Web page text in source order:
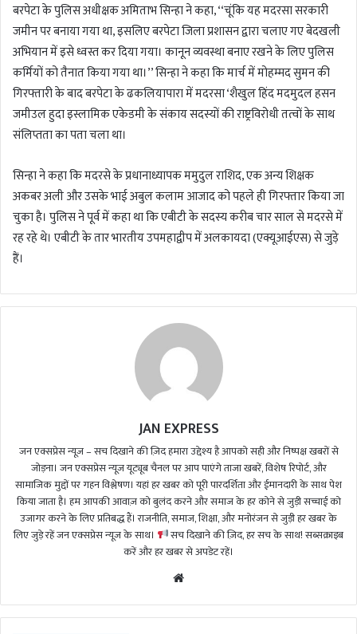
बरपेटा के पुलिस अधीक्षक अमिताभ सिन्हा ने कहा, ‘‘चूंकि यह मदरसा सरकारी
जमीन पर बनाया गया था, इसलिए बरपेटा जिला प्रशासन द्वारा चलाए गए बेदखली
अभियान में इसे ध्वस्त कर दिया गया। कानून व्यवस्था बनाए रखने के लिए पुलिस
कर्मियों को तैनात किया गया था।’’ सिन्हा ने कहा कि मार्च में मोहम्मद सुमन की
गिरफ्तारी के बाद बरपेटा के ढकलियापारा में मदरसा ‘शैखुल हिंद मदमुदल हसन
जमीउल हुदा इस्लामिक एकेडमी के संकाय सदस्यों की राष्ट्रविरोधी तत्वों के साथ
संलिप्तता का पता चला था।
सिन्हा ने कहा कि मदरसे के प्रधानाध्यापक ममुदुल राशिद, एक अन्य शिक्षक
अकबर अली और उसके भाई अबुल कलाम आजाद को पहले ही गिरफ्तार किया जा
चुका है। पुलिस ने पूर्व में कहा था कि एबीटी के सदस्य करीब चार साल से मदरसे में
रह रहे थे। एबीटी के तार भारतीय उपमहाद्वीप में अलकायदा (एक्यूआईएस) से जुड़े
हैं।
JAN EXPRESS
जन एक्सप्रेस न्यूज़ – सच दिखाने की ज़िद हमारा उद्देश्य है आपको सही और निष्पक्ष खबरों से
जोड़ना। जन एक्सप्रेस न्यूज़ यूट्यूब चैनल पर आप पाएंगे ताजा खबरें, विशेष रिपोर्ट, और
सामाजिक मुद्दों पर गहन विश्लेषण। यहां हर खबर को पूरी पारदर्शिता और ईमानदारी के साथ पेश
किया जाता है। हम आपकी आवाज़ को बुलंद करने और समाज के हर कोने से जुड़ी सच्चाई को
उजागर करने के लिए प्रतिबद्ध हैं। राजनीति, समाज, शिक्षा, और मनोरंजन से जुड़ी हर खबर के
लिए जुड़े रहें जन एक्सप्रेस न्यूज़ के साथ।
सच दिखाने की ज़िद, हर सच के साथ! सब्सक्राइब
करें और हर खबर से अपडेट रहें।
te